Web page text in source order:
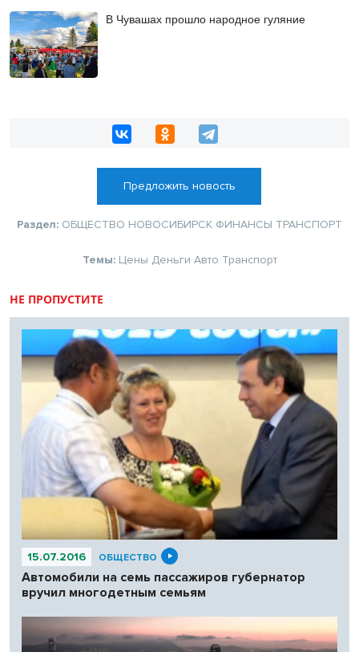
В Чувашах прошло народное гуляние
Предложить новость
Раздел: ОБЩЕСТВО НОВОСИБИРСК ФИНАНСЫ ТРАНСПОРТ
Темы: Цены Деньги Авто Транспорт
НЕ ПРОПУСТИТЕ
15.07.2016 ОБЩЕСТВО
Автомобили на семь пассажиров губернатор
вручил многодетным семьям